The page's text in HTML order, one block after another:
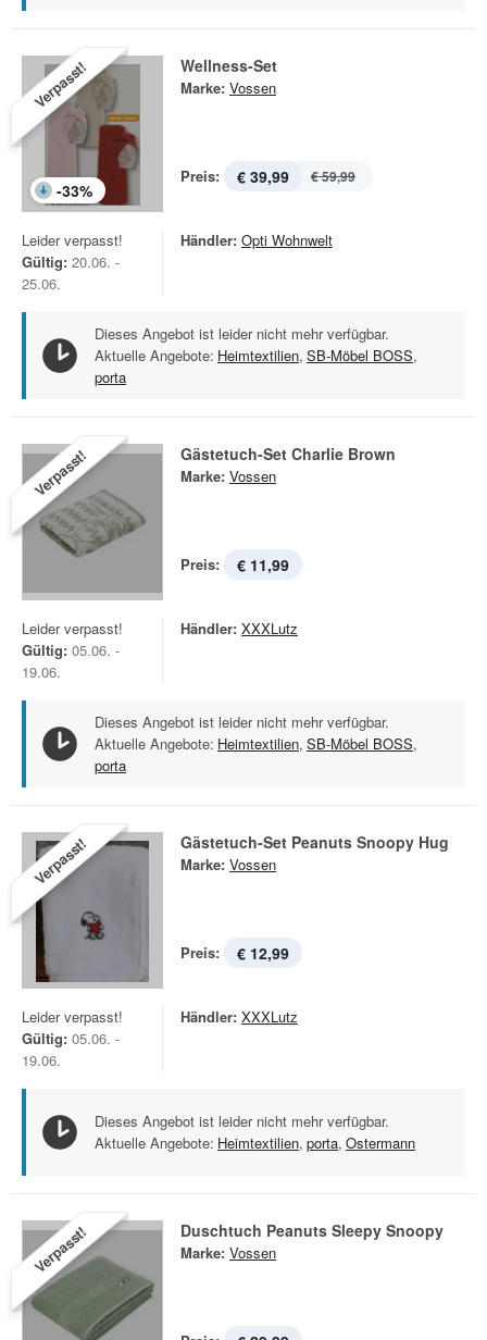
Verpasst!
-33%
Wellness-Set
Marke: Vossen
Preis: € 39,99 € 59,99
Leider verpasst!
Gültig: 20.06. -
25.06.
Händler: Opti Wohnwelt
Dieses Angebot ist leider nicht mehr verfügbar.
Aktuelle Angebote: Heimtextilien, SB-Möbel BOSS,
porta
Verpasst! Gästetuch-Set Charlie Brown
Marke: Vossen
Preis: € 11,99
Leider verpasst!
Gültig: 05.06. -
19.06.
Händler: XXXLutz
Dieses Angebot ist leider nicht mehr verfügbar.
Aktuelle Angebote: Heimtextilien, SB-Möbel BOSS,
porta
Verpasst! Gästetuch-Set Peanuts Snoopy Hug
Marke: Vossen
Preis: € 12,99
Leider verpasst!
Gültig: 05.06. -
19.06.
Händler: XXXLutz
Dieses Angebot ist leider nicht mehr verfügbar.
Aktuelle Angebote: Heimtextilien, porta, Ostermann
Verpasst! Duschtuch Peanuts Sleepy Snoopy
Marke: Vossen